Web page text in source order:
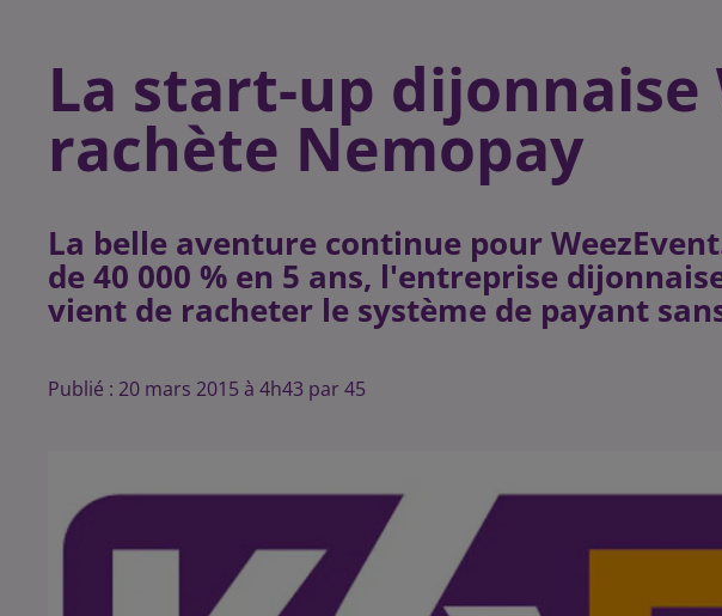
La start-up dijonnaise
rachète Nemopay
La belle aventure continue pour
de 40 000 % en 5 ans, l'entreprise
Publié : 20 mars 2015 à 4h43 par 45